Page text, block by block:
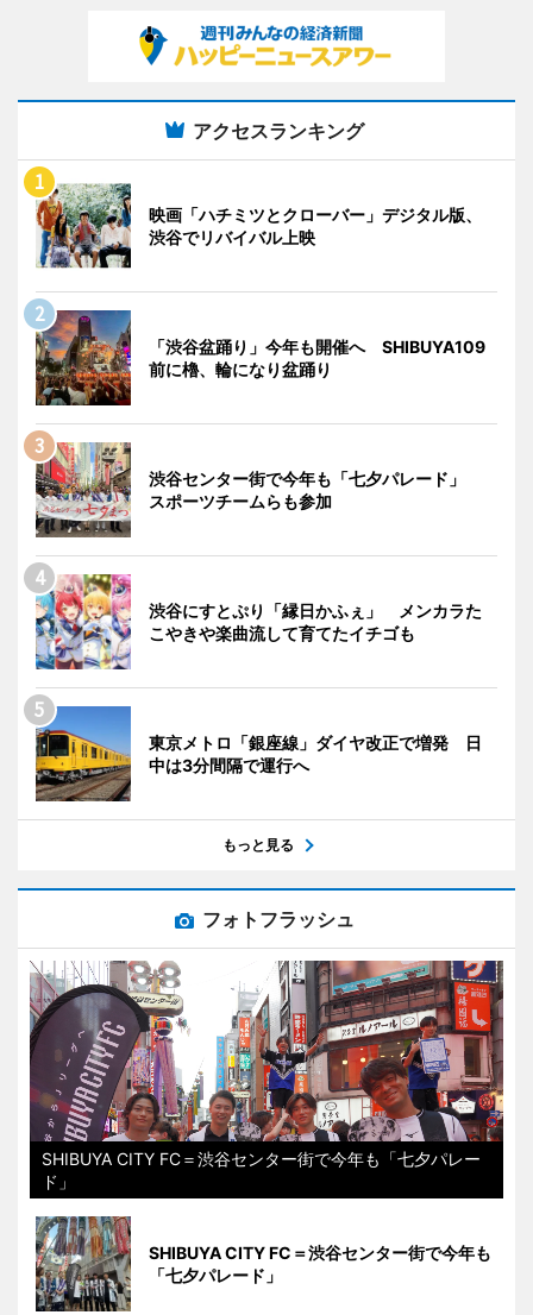
アクセスランキング
映画「ハチミツとクローバー」デジタル版、
渋谷でリバイバル上映
「渋谷盆踊り」今年も開催へ SHIBUYA109
前に櫓、輪になり盆踊り
渋谷センター街で今年も「七夕パレード」
スポーツチームらも参加
渋谷にすとぷり「縁日かふぇ」 メンカラた
こやきや楽曲流して育てたイチゴも
東京メトロ「銀座線」ダイヤ改正で増発 日
中は3分間隔で運行へ
もっと見る
フォトフラッシュ
SHIBUYA CITY FC＝渋谷センター街で今年も「七夕パレー
ド」
SHIBUYA CITY FC＝渋谷センター街で今年も
「七夕パレード」